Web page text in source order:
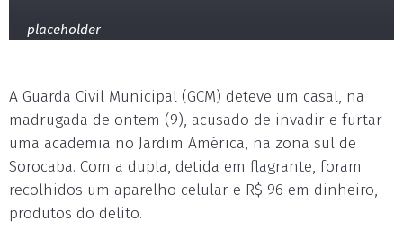
placeholder
A Guarda Civil Municipal (GCM) deteve um casal, na
madrugada de ontem (9), acusado de invadir e furtar
uma academia no Jardim América, na zona sul de
Sorocaba. Com a dupla, detida em flagrante, foram
recolhidos um aparelho celular e R$ 96 em dinheiro,
produtos do delito.